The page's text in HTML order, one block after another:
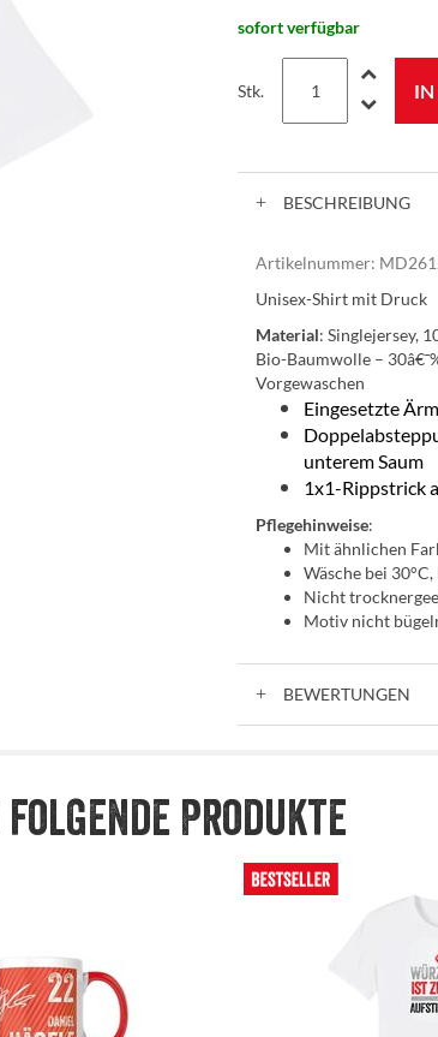
sofort verfügbar
Stk. IN
BESCHREIBUNG
Artikelnummer:
Unisex-Shirt mit Druck
Material: Singlejersey,
Bio-Baumwolle –
Vorgewaschen
Eingesetzte
unterem Saum
1x1-Rippstrick
Pflegehinweise:
Mit ähnlichen
Wäsche bei
Nicht
Motiv nicht
BEWERTUNGEN
Produkte